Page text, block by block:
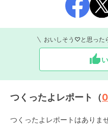
おいしそう♡と思った
つくったよレポート（0
つくったよレポートはありま